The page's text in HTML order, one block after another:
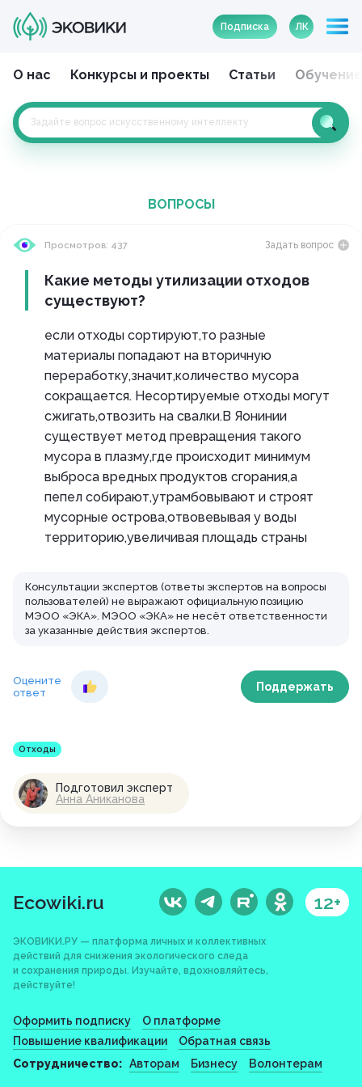
Подписка ЛК
О нас Конкурсы и проекты Статьи Обучение
ВОПРОСЫ
Просмотров: 437 Задать вопрос
Какие методы утилизации отходов
существуют?
если отходы сортируют,то разные
материалы попадают на вторичную
переработку,значит,количество мусора
сокращается. Несортируемые отходы могут
сжигать,отвозить на свалки.В Яонинии
существует метод превращения такого
мусора в плазму,где происходит минимум
выброса вредных продуктов сгорания,а
пепел собирают,утрамбовывают и строят
мусорные острова,отвовевывая у воды
территорию,увеличивая площадь страны
Консультации экспертов (ответы экспертов на вопросы
пользователей) не выражают официальную позицию
МЭОО «ЭКА». МЭОО «ЭКА» не несёт ответственности
за указанные действия экспертов.
Оцените
ответ
Поддержать
Отходы
Подготовил эксперт
Анна Аниканова
Ecowiki.ru 12+
ЭКОВИКИ.РУ — платформа личных и коллективных
действий для снижения экологического следа
и сохранения природы. Изучайте, вдохновляйтесь,
действуйте!
Оформить подписку
О платформе
Повышение квалификации
Обратная связь
Сотрудничество: Авторам Бизнесу Волонтерам